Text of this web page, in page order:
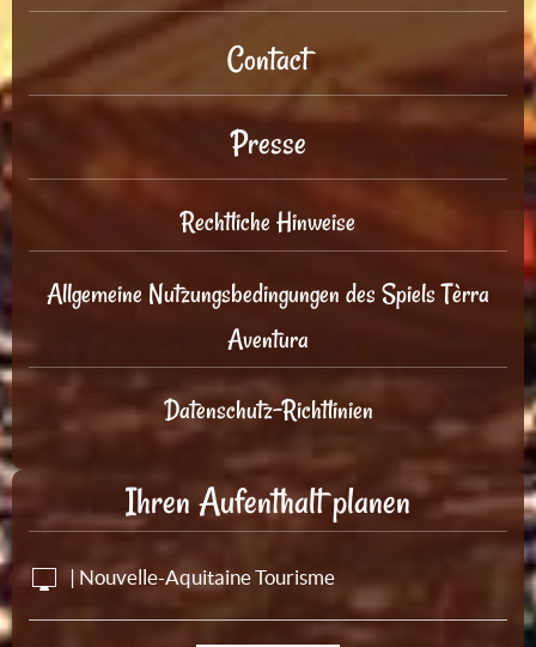
Contact
Presse
Rechtliche Hinweise
Allgemeine Nutzungsbedingungen des Spiels Tèrra
Aventura
Datenschutz-Richtlinien
Ihren Aufenthalt planen
| Nouvelle-Aquitaine Tourisme